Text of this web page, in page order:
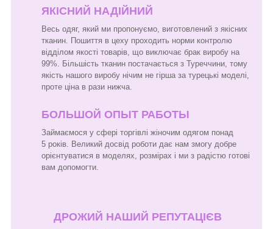
ЯКІСНИЙ НАДІЙНИЙ
Весь одяг, який ми пропонуємо, виготовлений з якісних
тканин. Пошиття в цеху проходить норми контролю
відділом якості товарів, що виключає брак виробу на
99%. Більшість тканин постачається з Туреччини, тому
якість нашого виробу нічим не гірша за турецькі моделі,
проте ціна в рази нижча.
БОЛЬШОЙ ОПЫТ РАБОТЫ
Займаємося у сфері торгівлі жіночим одягом понад
5 років. Великий досвід роботи дає нам змогу добре
орієнтуватися в моделях, розмірах і ми з радістю готові
вам допомогти.
ДРОЖИЙ НАШИЙ РЕПУТАЦІЄВ